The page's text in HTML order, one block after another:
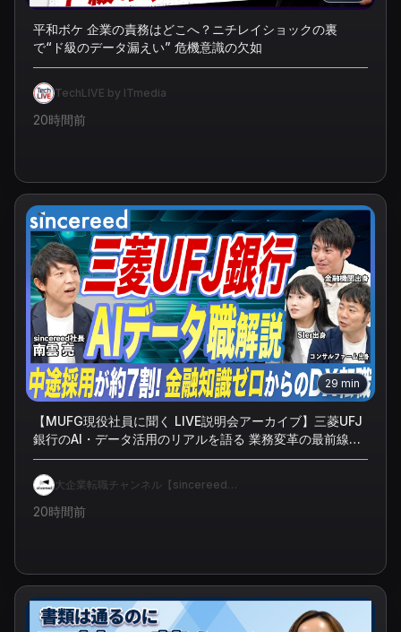
平和ボケ 企業の責務はどこへ？ニチレイショックの裏
で“ド級のデータ漏えい” 危機意識の欠如
TechLIVE by ITmedia
20時間前
29 min
【MUFG現役社員に聞く LIVE説明会アーカイブ】三菱UFJ
銀行のAI・データ活用のリアルを語る 業務変革の最前線を
徹底解説！ 【IT人材／エンジニア／大企業転職／銀行／
MUFG】
大企業転職チャンネル【sincereed公
20時間前